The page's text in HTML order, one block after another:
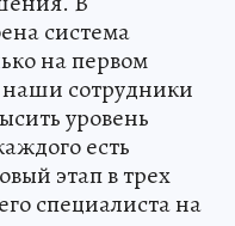
система
на первом
сотрудники
уровень
есть
этап в трех
специалиста на